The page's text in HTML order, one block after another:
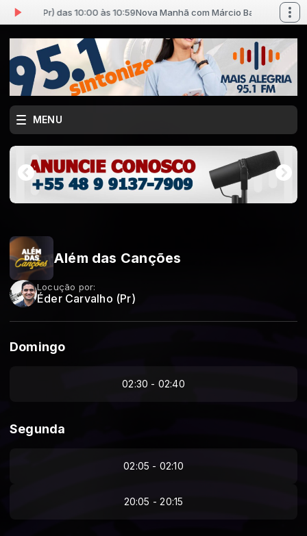
(Pr) das 10:00 às 10:59Nova Manhã com Márcio Batista (Pr) das
MENU
Além das Canções
Locução por:
Éder Carvalho (Pr)
Domingo
02:30 - 02:40
Segunda
02:05 - 02:10
20:05 - 20:15